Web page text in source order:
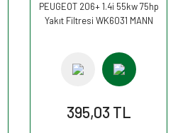
PEUGEOT 206+ 1.4i 55kw 75hp
Yakıt Filtresi WK6031 MANN
395,03 TL